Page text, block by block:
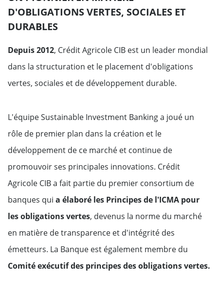
D'OBLIGATIONS VERTES, SOCIALES ET
DURABLES
Depuis 2012, Crédit Agricole CIB est un leader mondial
dans la structuration et le placement d'obligations
vertes, sociales et de développement durable.
L'équipe Sustainable Investment Banking a joué un
rôle de premier plan dans la création et le
développement de ce marché et continue de
promouvoir ses principales innovations. Crédit
Agricole CIB a fait partie du premier consortium de
banques qui a élaboré les Principes de l'ICMA pour
les obligations vertes, devenus la norme du marché
en matière de transparence et d'intégrité des
émetteurs. La Banque est également membre du
Comité exécutif des principes des obligations vertes.